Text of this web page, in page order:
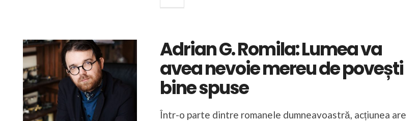
Adrian G. Romila: Lumea va
avea nevoie mereu de povești
bine spuse
Într-o parte dintre romanele dumneavoastră, acțiunea are